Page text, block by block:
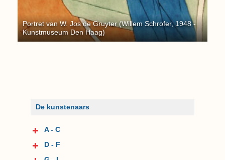
Portret van W. Jos de Gruyter (Willem Schrofer, 1948 -
Kunstmuseum Den Haag)
De kunstenaars
A - C
D - F